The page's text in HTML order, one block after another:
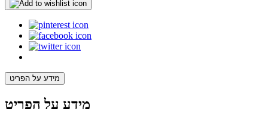
מידע על הפריט
מידע על הפריט